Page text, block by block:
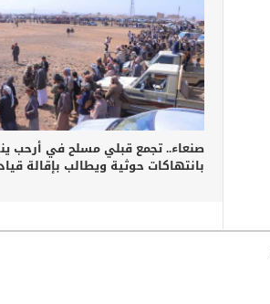
صنعاء.. تجمع قبلي مسلح في أرحب
بانتهاكات حوثية ويطالب بإقالة